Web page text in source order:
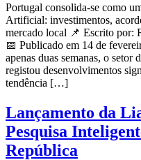
Portugal consolida-se como
Artificial: investimentos,
mercado local 📌 Escrito por:
📅 Publicado em 14 de
apenas duas semanas, o
registou desenvolvimentos
tendência […]
Lançamento da
Pesquisa
República